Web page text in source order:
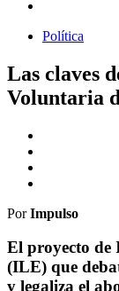
Política
Las claves
Voluntaria
PorImpulso
El proyecto de
(ILE) que
y legaliza el